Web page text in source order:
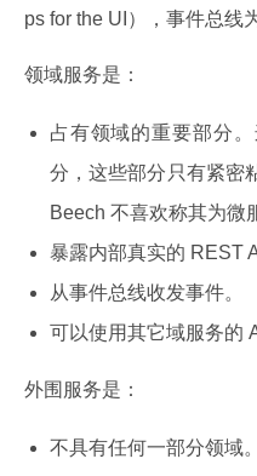
ps for the UI），事件总线
领域服务是：
占有领域的重要部分
分，这些部分只有紧密
Beech 不喜欢称其为微
暴露内部真实的 REST
从事件总线收发事件。
可以使用其它域服务的
外围服务是：
不具有任何一部分领域。